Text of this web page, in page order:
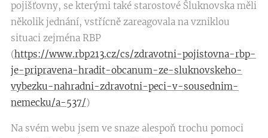
pojišťovny, se kterými také starostové Šluknovska měli
několik jednání, vstřícně zareagovala na vzniklou
situaci zejména RBP
(https://www.rbp213.cz/cs/zdravotni-pojistovna-rbp-
je-pripravena-hradit-obcanum-ze-sluknovskeho-
vybezku-nahradni-zdravotni-peci-v-sousednim-
nemecku/a-537/)
Na svém webu jsem ve snaze alespoň trochu pomoci